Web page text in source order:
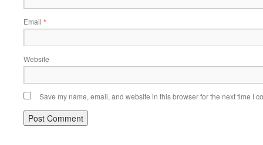
Email *
Website
Save my name, email, and website in this browser for the next time I